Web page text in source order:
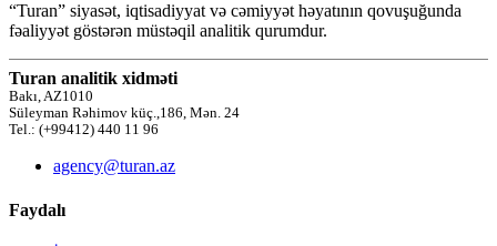
“Turan” siyasət, iqtisadiyyat və cəmiyyət həyatının qovuşuğunda
fəaliyyət göstərən müstəqil analitik qurumdur.
Turan analitik xidməti
Bakı, AZ1010
Süleyman Rəhimov küç.,186, Mən. 24
Tel.: (+99412) 440 11 96
agency@turan.az
Faydalı